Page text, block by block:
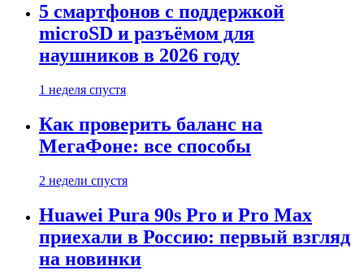
5 смартфонов с поддержкой
microSD и разъёмом для
наушников в 2026 году
1 неделя спустя
Как проверить баланс на
МегаФоне: все способы
2 недели спустя
Huawei Pura 90s Pro и Pro Max
приехали в Россию: первый взгляд
на новинки